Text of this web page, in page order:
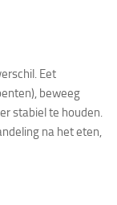
Eet
beweeg
stabiel te houden.
na het eten,